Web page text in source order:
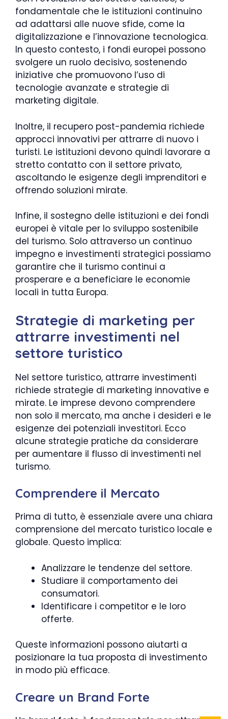
fondamentale che le istituzioni continuino
ad adattarsi alle nuove sfide, come la
digitalizzazione e l’innovazione tecnologica.
In questo contesto, i fondi europei possono
svolgere un ruolo decisivo, sostenendo
iniziative che promuovono l’uso di
tecnologie avanzate e strategie di
marketing digitale.
Inoltre, il recupero post-pandemia richiede
approcci innovativi per attrarre di nuovo i
turisti. Le istituzioni devono quindi lavorare a
stretto contatto con il settore privato,
ascoltando le esigenze degli imprenditori e
offrendo soluzioni mirate.
Infine, il sostegno delle istituzioni e dei fondi
europei è vitale per lo sviluppo sostenibile
del turismo. Solo attraverso un continuo
impegno e investimenti strategici possiamo
garantire che il turismo continui a
prosperare e a beneficiare le economie
locali in tutta Europa.
Strategie di marketing per
attrarre investimenti nel
settore turistico
Nel settore turistico, attrarre investimenti
richiede strategie di marketing innovative e
mirate. Le imprese devono comprendere
non solo il mercato, ma anche i desideri e le
esigenze dei potenziali investitori. Ecco
alcune strategie pratiche da considerare
per aumentare il flusso di investimenti nel
turismo.
Comprendere il Mercato
Prima di tutto, è essenziale avere una chiara
comprensione del mercato turistico locale e
globale. Questo implica:
Analizzare le tendenze del settore.
Studiare il comportamento dei
consumatori.
Identificare i competitor e le loro
offerte.
Queste informazioni possono aiutarti a
posizionare la tua proposta di investimento
in modo più efficace.
Creare un Brand Forte